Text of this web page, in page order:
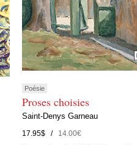
Poésie
Proses choisies
Saint-Denys Garneau
17.95$ /14.00€